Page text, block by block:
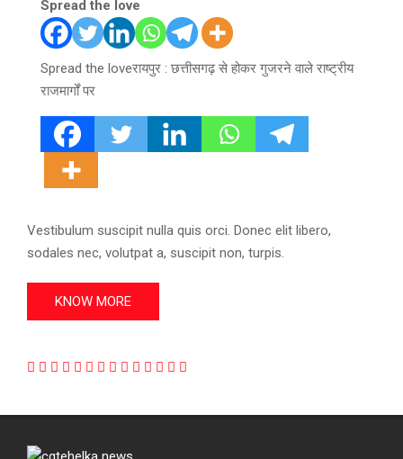
Spread the love
Spread the loveरायपुर : छत्तीसगढ़ से होकर गुजरने वाले राष्ट्रीय
राजमार्गों पर
Vestibulum suscipit nulla quis orci. Donec elit libero,
sodales nec, volutpat a, suscipit non, turpis.
KNOW MORE